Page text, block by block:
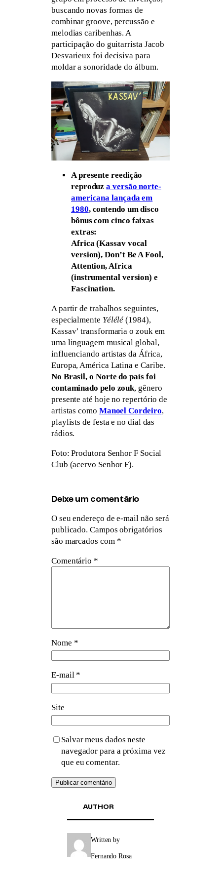
buscando novas formas de
combinar groove, percussão e
melodias caribenhas. A
participação do guitarrista Jacob
Desvarieux foi decisiva para
moldar a sonoridade do álbum.
A presente reedição
reproduza versão norte-
americana lançada em
1980, contendo um disco
bônus com cinco faixas
extras:
Africa (Kassav vocal
version), Don’t Be A Fool,
Attention, Africa
(instrumental version) e
Fascination.
A partir de trabalhos seguintes,
especialmente Yélélé (1984),
Kassav’ transformaria o zouk em
uma linguagem musical global,
influenciando artistas da África,
Europa, América Latina e Caribe.
No Brasil, o Norte do país foi
contaminado pelo zouk, gênero
presente até hoje no repertório de
artistas como Manoel Cordeiro,
playlists de festa e no dial das
rádios.
Foto: Produtora Senhor F Social
Club (acervo Senhor F).
Deixe um comentário
O seu endereço de e-mail não será
publicado. Campos obrigatórios
são marcados com *
Comentário *
Nome *
E-mail *
Site
Salvar meus dados neste
navegador para a próxima vez
que eu comentar.
AUTHOR
Written by
Fernando Rosa